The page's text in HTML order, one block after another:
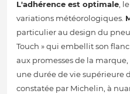
L'adhérence est optimale,
variations météorologiques.
particulier au design du
Touch » qui embellit son
aux promesses de la marque,
une durée de vie supérieure
constatée par Michelin, à